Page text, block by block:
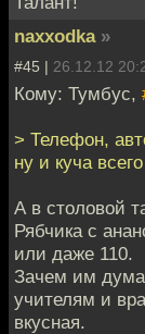
naxxodka »
#45 | 26.12.12
Кому: Тумбус,
> Телефон,
ну и куча
А в столовой
Рябчика с
или даже 110.
Зачем им
учителям и
вкусная.